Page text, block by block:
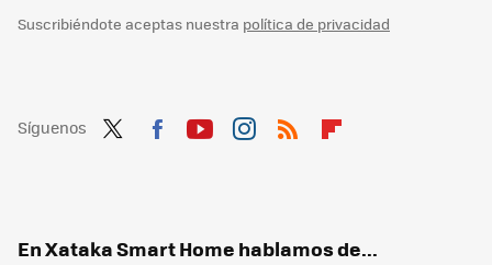
Suscribiéndote aceptas nuestra política de privacidad
Síguenos
En Xataka Smart Home hablamos de...